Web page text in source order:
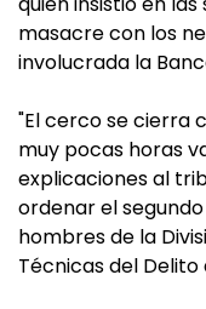
masacre con los
involucrada la
"El cerco se cierra
muy pocas horas
explicaciones al
ordenar el
hombres de la
Técnicas del Delito